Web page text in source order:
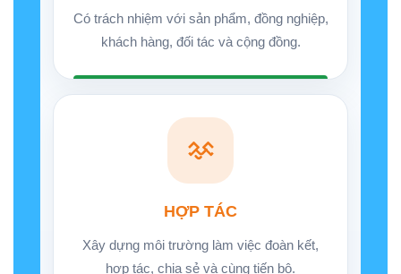
Có trách nhiệm với sản phẩm, đồng nghiệp,
khách hàng, đối tác và cộng đồng.
HỢP TÁC
Xây dựng môi trường làm việc đoàn kết,
hợp tác, chia sẻ và cùng tiến bộ.